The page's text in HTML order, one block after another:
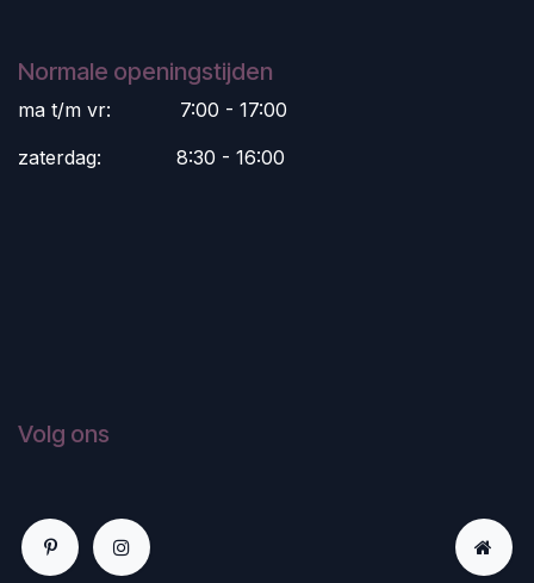
Normale openingstijden
ma t/m vr:
​7:00 - 17:00
zaterdag:
​8:30 - 16:00
Volg ons